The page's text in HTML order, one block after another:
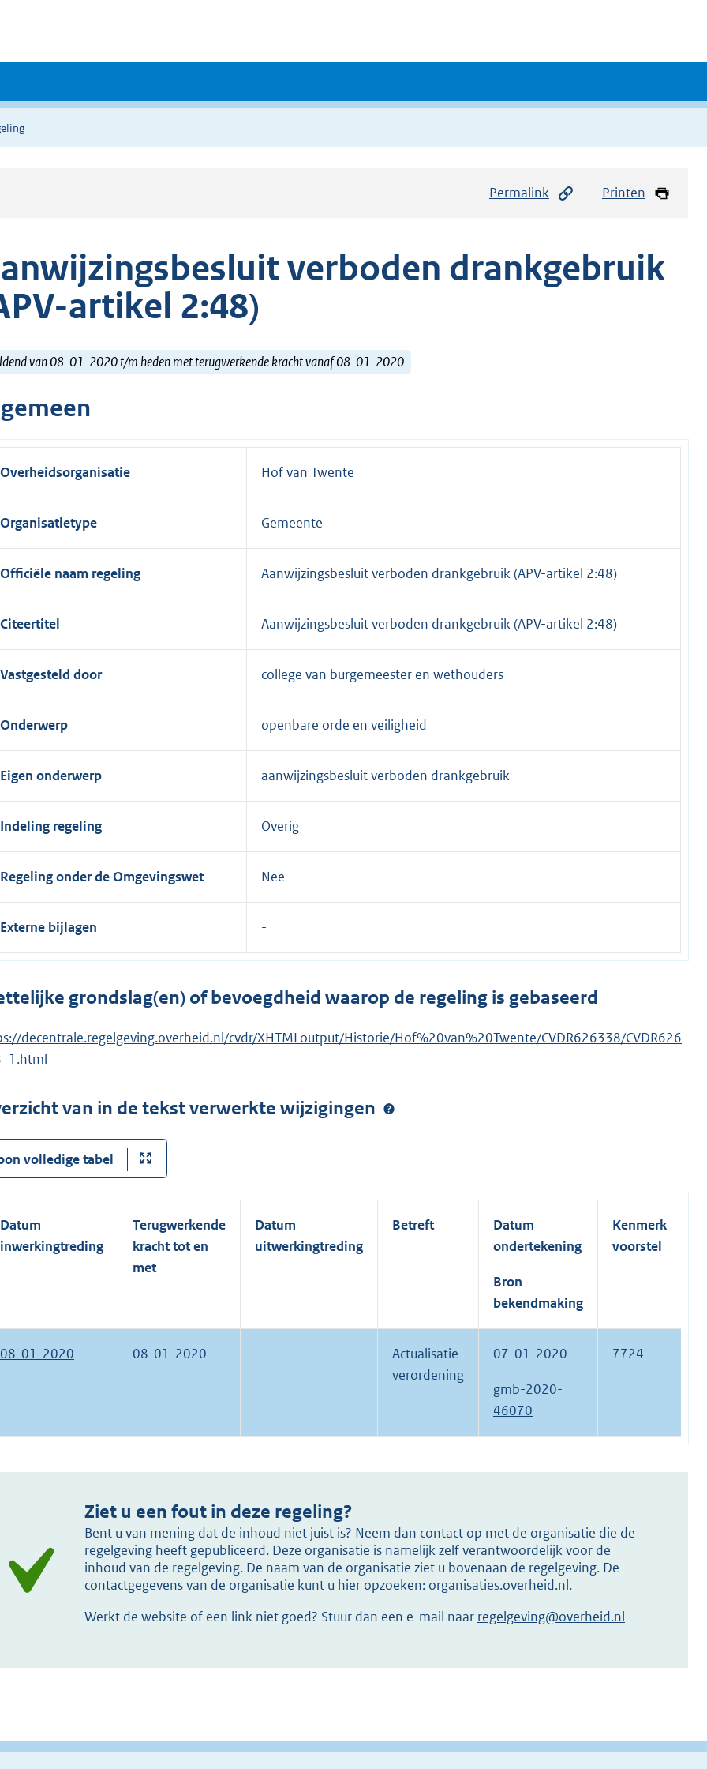
Permalink Printen
verboden drankgebruik
artikel 2:48)
van 08-01-2020 t/m heden met terugwerkende kracht vanaf 08-01-2020
Overheidsorganisatie Hof van Twente
Organisatietype Gemeente
Officiële naam regeling Aanwijzingsbesluit verboden drankgebruik (APV-artikel 2:48)
Citeertitel Aanwijzingsbesluit verboden drankgebruik (APV-artikel 2:48)
Vastgesteld door college van burgemeester en wethouders
Onderwerp openbare orde en veiligheid
Eigen onderwerp aanwijzingsbesluit verboden drankgebruik
Indeling regeling Overig
Regeling onder de Omgevingswet Nee
Externe bijlagen
grondslag(en) of bevoegdheid waarop de regeling is gebaseerd
decentrale.regelgeving.overheid.nl/cvdr/XHTMLoutput/Historie/Hof%20van%20Twente/CVDR626338/CVDR626
van in de tekst verwerkte wijzigingen
volledige tabel
Datum
inwerkingtreding
Terugwerkende
kracht tot en
met
Datum
uitwerkingtreding
Betreft
Datum
ondertekening
Bron
bekendmaking
Kenmerk
voorstel
08-01-2020 08-01-2020
Actualisatie
verordening
07-01-2020
gmb-2020-
46070
7724
Ziet u een fout in deze regeling?
Bent u van mening dat de inhoud niet juist is? Neem dan contact op met de organisatie die de
regelgeving heeft gepubliceerd. Deze organisatie is namelijk zelf verantwoordelijk voor de
inhoud van de regelgeving. De naam van de organisatie ziet u bovenaan de regelgeving. De
contactgegevens van de organisatie kunt u hier opzoeken: organisaties.overheid.nl.
Werkt de website of een link niet goed? Stuur dan een e-mail naar regelgeving@overheid.nl